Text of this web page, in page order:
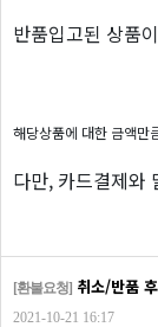
반품입고된 상품
해당상품에 대한 금액만
다만, 카드결제와
[환불요청] 취소/반품
2021-10-21 16:17